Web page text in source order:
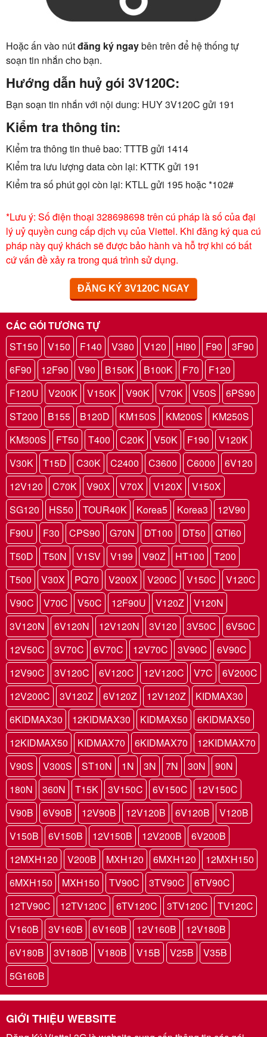
Hoặc ấn vào nútđăng ký ngaybên trên để hệ thống tự
soạn tin nhắn cho bạn.
Hướng dẫn huỷ gói 3V120C:
Bạn soạn tin nhắn với nội dung: HUY 3V120C gửi 191
Kiểm tra thông tin:
Kiểm tra thông tin thuê bao: TTTB gửi 1414
Kiểm tra lưu lượng data còn lại: KTTK gửi 191
Kiểm tra số phút gọi còn lại: KTLL gửi 195 hoặc *102#
*Lưu ý: Số điện thoại 328698698 trên cú pháp là số của đại
lý uỷ quyền cung cấp dịch vụ của Viettel. Khi đăng ký qua cú
pháp này quý khách sẽ được bảo hành và hỗ trợ khi có bất
cứ vấn đề xảy ra trong quá trình sử dụng.
ĐĂNG KÝ 3V120C NGAY
CÁC GÓI TƯƠNG TỰ
ST150
V150 F140 V380 V120 HI90 F90
3F90
6F90
12F90 V90 B150K B100K F70
F120
F120U
V200K V150K V90K V70K V50S
6PS90
ST200
B155 B120D KM150S KM200S
KM250S
KM300S
FT50 T400 C20K V50K F190
V120K
V30K
T15D C30K C2400 C3600 C6000
6V120
12V120
C70K V90X V70X V120X
V150X
SG120
HS50 TOUR40K Korea5 Korea3
12V90
F90U
F30 CPS90 G70N DT100 DT50
QTI60
T50D
T50N V1SV V199 V90Z HT100
T200
T500
V30X PQ70 V200X V200C V150C
V120C
V90C
V70C V50C 12F90U V120Z
V120N
3V120N
6V120N 12V120N 3V120 3V50C
6V50C
12V50C
3V70C 6V70C 12V70C 3V90C
6V90C
12V90C
3V120C 6V120C 12V120C V7C
6V200C
12V200C
3V120Z 6V120Z 12V120Z
KIDMAX30
6KIDMAX30
12KIDMAX30 KIDMAX50
6KIDMAX50
12KIDMAX50
KIDMAX70 6KIDMAX70
12KIDMAX70
V90S
V300S ST10N 1N 3N 7N 30N
90N
180N
360N T15K 3V150C 6V150C
12V150C
V90B
6V90B 12V90B 12V120B 6V120B
V120B
V150B
6V150B 12V150B 12V200B
6V200B
12MXH120
V200B MXH120 6MXH120
12MXH150
6MXH150
MXH150 TV90C 3TV90C
6TV90C
12TV90C
12TV120C 6TV120C 3TV120C
TV120C
V160B
3V160B 6V160B 12V160B
12V180B
6V180B
3V180B V180B V15B V25B
V35B
5G160B
GIỚI THIỆU WEBSITE